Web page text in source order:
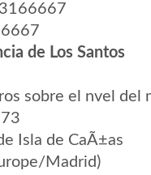
de Los Santos
sobre el nvel del
Isla de CaÃ±as
Madrid)